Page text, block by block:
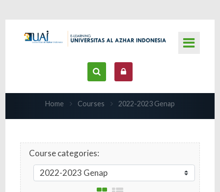
Home Courses 2022-2023 Genap
Course categories: